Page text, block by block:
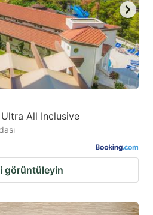
All Inclusive
görüntüleyin